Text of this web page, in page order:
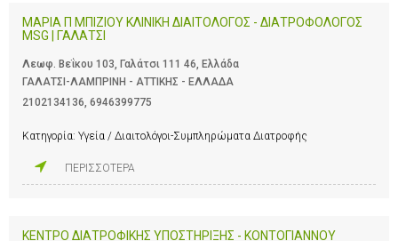
ΜΑΡΙΑ Π ΜΠΙΖΙΟΥ ΚΛΙΝΙΚΗ ΔΙΑΙΤΟΛΟΓΟΣ - ΔΙΑΤΡΟΦΟΛΟΓΟΣ
MSG | ΓΑΛΑΤΣΙ
Λεωφ. Βεΐκου 103, Γαλάτσι 111 46, Ελλάδα
ΓΑΛΑΤΣΙ-ΛΑΜΠΡΙΝΗ - ΑΤΤΙΚΗΣ - ΕΛΛΑΔΑ
2102134136, 6946399775
Κατηγορία: Υγεία / Διαιτολόγοι-Συμπληρώματα Διατροφής
ΠΕΡΙΣΣΟΤΕΡΑ
ΚΕΝΤΡΟ ΔΙΑΤΡΟΦΙΚΗΣ ΥΠΟΣΤΗΡΙΞΗΣ - ΚΟΝΤΟΓΙΑΝΝΟΥ